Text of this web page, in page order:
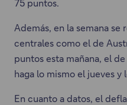
75 puntos.
Además, en la semana
centrales como el de
puntos esta mañana, el
haga lo mismo el jueves y
En cuanto a datos, el